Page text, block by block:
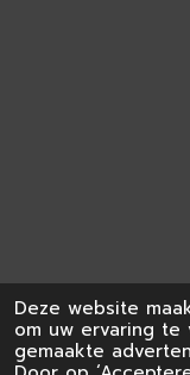
Deze website
om uw ervaring
gemaakte
© 2024 - 2025